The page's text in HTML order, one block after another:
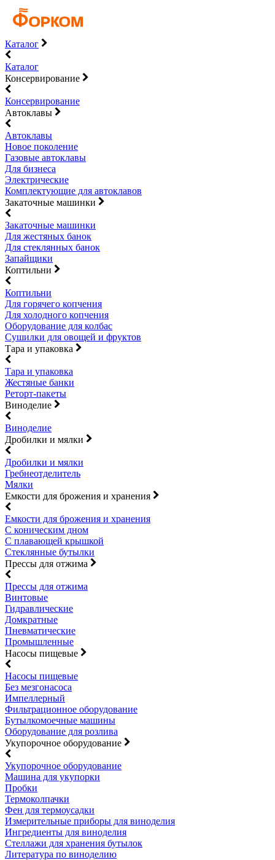
Каталог
Каталог
Консервирование
Консервирование
Автоклавы
Автоклавы
Новое поколение
Газовые автоклавы
Для бизнеса
Электрические
Комплектующие для автоклавов
Закаточные машинки
Закаточные машинки
Для жестяных банок
Для стеклянных банок
Запайщики
Коптильни
Коптильни
Для горячего копчения
Для холодного копчения
Оборудование для колбас
Сушилки для овощей и фруктов
Тара и упаковка
Тара и упаковка
Жестяные банки
Реторт-пакеты
Виноделие
Виноделие
Дробилки и мялки
Дробилки и мялки
Гребнеотделитель
Мялки
Емкости для брожения и хранения
Емкости для брожения и хранения
С коническим дном
С плавающей крышкой
Стеклянные бутылки
Прессы для отжима
Прессы для отжима
Винтовые
Гидравлические
Домкратные
Пневматические
Промышленные
Насосы пищевые
Насосы пищевые
Без мезгонасоса
Импеллерный
Фильтрационное оборудование
Бутылкомоечные машины
Оборудование для розлива
Укупорочное оборудование
Укупорочное оборудование
Машина для укупорки
Пробки
Термоколпачки
Фен для термоусадки
Измерительные приборы для виноделия
Ингредиенты для виноделия
Стеллажи для хранения бутылок
Литература по виноделию